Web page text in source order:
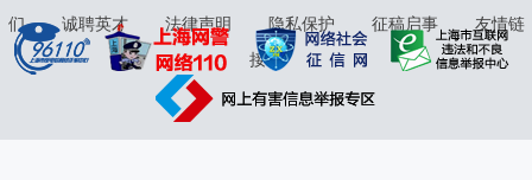
们
诚聘英才 法律声明 隐私保护 征稿启事
友情链
接